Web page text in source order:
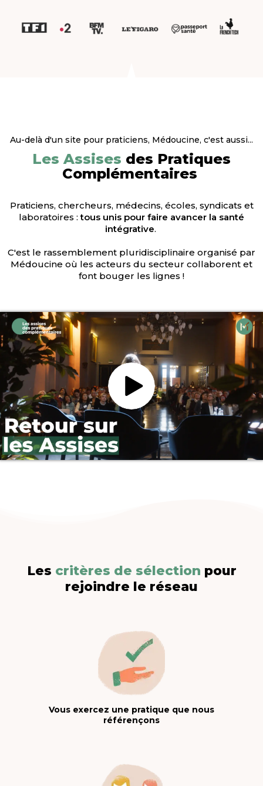
Au-delà d'un site pour praticiens, Médoucine, c'est aussi...
Les Assises des Pratiques
Complémentaires
Praticiens, chercheurs, médecins, écoles, syndicats et
laboratoires :tous unis pour faire avancer la santé
intégrative.
C'est le rassemblement pluridisciplinaire organisé par
Médoucine où les acteurs du secteur collaborent et
font bouger les lignes !
Les critères de sélection pour
rejoindre le réseau
Vous exercez une pratique que nous
référençons